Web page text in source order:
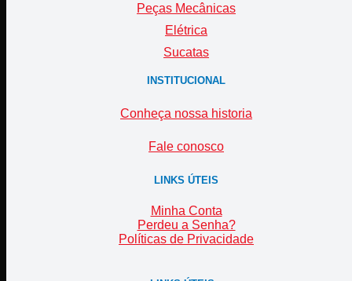
Peças Mecânicas
Elétrica
Sucatas
INSTITUCIONAL
Conheça nossa historia
Fale conosco
LINKS ÚTEIS
Minha Conta
Perdeu a Senha?
Políticas de Privacidade